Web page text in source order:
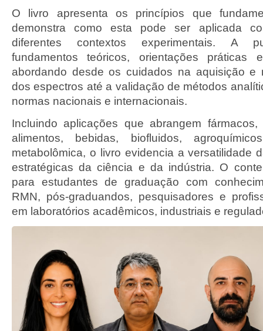
O livro apresenta os princípios que
demonstra como esta pode ser aplicada
diferentes contextos experimentais. A
fundamentos teóricos, orientações práticas
abordando desde os cuidados na aquisição e
dos espectros até a validação de métodos
normas nacionais e internacionais.
Incluindo aplicações que abrangem fármacos,
alimentos, bebidas, biofluidos,
metabolômica, o livro evidencia a versatilidade
estratégicas da ciência e da indústria. O
para estudantes de graduação com
RMN, pós-graduandos, pesquisadores e
em laboratórios acadêmicos, industriais e